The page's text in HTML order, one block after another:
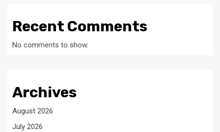
Recent Comments
No comments to show.
Archives
August 2026
July 2026